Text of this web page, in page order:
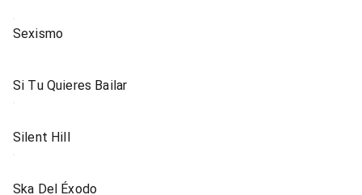
Sexismo
Si Tu Quieres Bailar
Silent Hill
Ska Del Éxodo